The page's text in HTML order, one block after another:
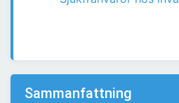
Sammanfattning